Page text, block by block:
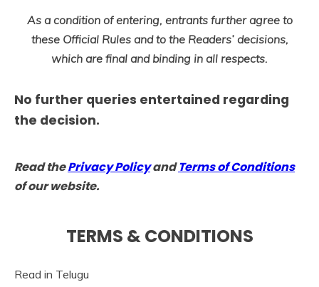
As a condition of entering, entrants further agree to
these Official Rules and to the Readers’ decisions,
which are final and binding in all respects.
No further queries entertained regarding
the decision.
Read thePrivacy PolicyandTerms of Conditions
of our website.
TERMS & CONDITIONS
Read in Telugu